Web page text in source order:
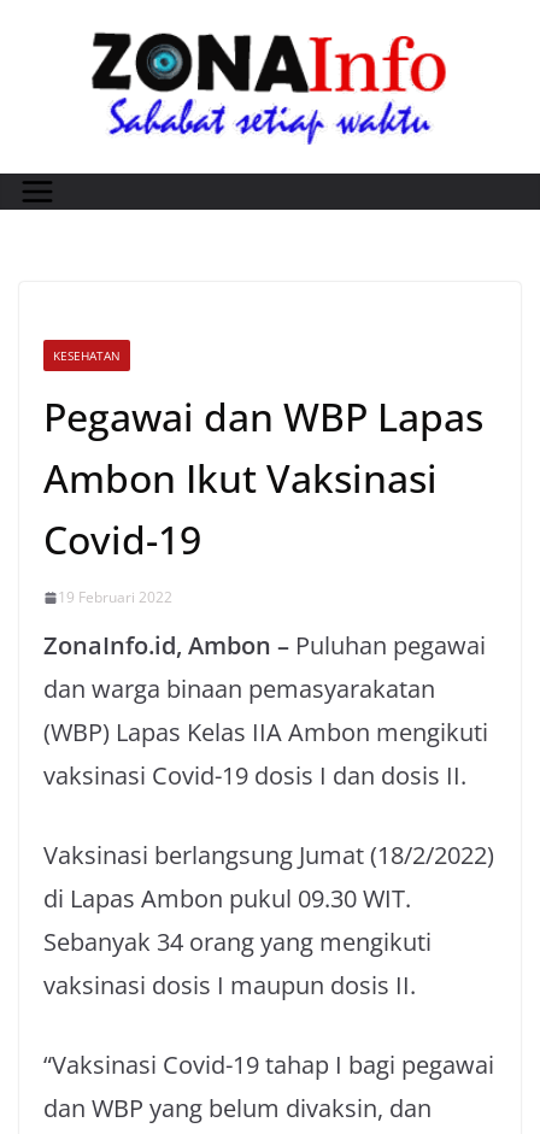
KESEHATAN
Pegawai dan WBP Lapas
Ambon Ikut Vaksinasi
Covid-19
19 Februari 2022
ZonaInfo.id, Ambon – Puluhan pegawai
dan warga binaan pemasyarakatan
(WBP) Lapas Kelas IIA Ambon mengikuti
vaksinasi Covid-19 dosis I dan dosis II.
Vaksinasi berlangsung Jumat (18/2/2022)
di Lapas Ambon pukul 09.30 WIT.
Sebanyak 34 orang yang mengikuti
vaksinasi dosis I maupun dosis II.
“Vaksinasi Covid-19 tahap I bagi pegawai
dan WBP yang belum divaksin, dan